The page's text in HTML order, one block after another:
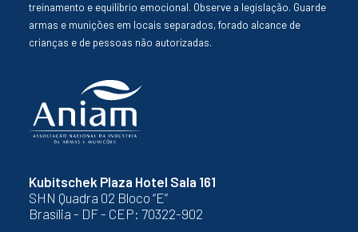
Kubitschek Plaza Hotel Sala 161
SHN Quadra 02 Bloco “E”
Brasília - DF - CEP: 70322-902
treinamento e equilíbrio emocional. Observe a legislação. Guarde
armas e munições em locais separados, forado alcance de
crianças e de pessoas não autorizadas.